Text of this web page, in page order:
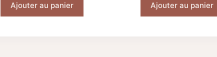
Ajouter au panier Ajouter au panier